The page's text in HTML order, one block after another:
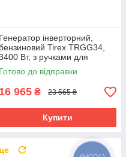
Генератор інверторний,
Tirex TRGG34,
Вт, з ручками для
перенесення
Готово до відправки
16 965 ₴ 23 565 ₴
Купити